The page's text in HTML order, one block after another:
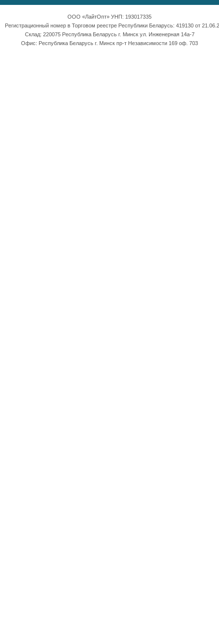
ООО «ЛайтОпт» УНП: 193017335
Регистрационный номер в Торговом реестре Республики Беларусь: 419130 от
Склад: 220075 Республика Беларусь г. Минск ул. Инженерная 14а-7
Офис: Республика Беларусь г. Минск пр-т Независимости 169 оф. 703